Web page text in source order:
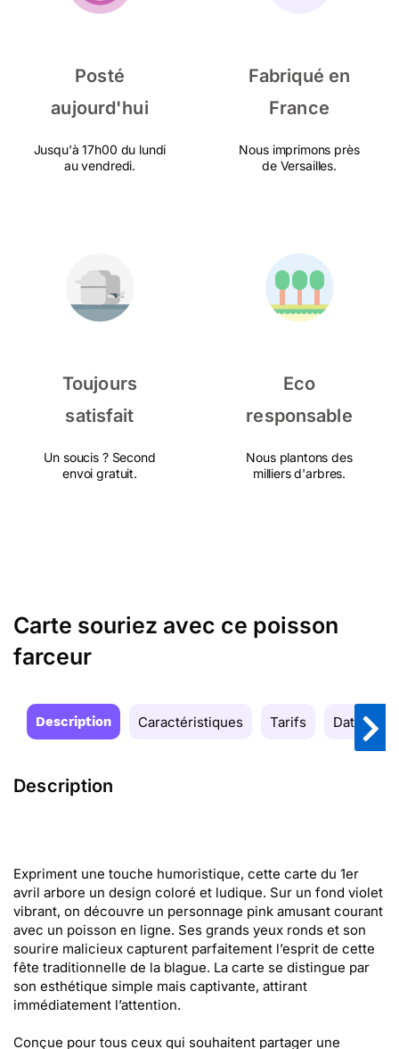
Posté
aujourd'hui
Jusqu'à 17h00 du lundi
au vendredi.
Fabriqué en
France
Nous imprimons près
de Versailles.
Toujours
satisfait
Un soucis ? Second
envoi gratuit.
Eco
responsable
Nous plantons des
milliers d'arbres.
Carte souriez avec ce poisson
farceur
Description Caractéristiques Tarifs Date de
Description
Expriment une touche humoristique, cette carte du 1er
avril arbore un design coloré et ludique. Sur un fond violet
vibrant, on découvre un personnage pink amusant courant
avec un poisson en ligne. Ses grands yeux ronds et son
sourire malicieux capturent parfaitement l’esprit de cette
fête traditionnelle de la blague. La carte se distingue par
son esthétique simple mais captivante, attirant
immédiatement l’attention.
Conçue pour tous ceux qui souhaitent partager une